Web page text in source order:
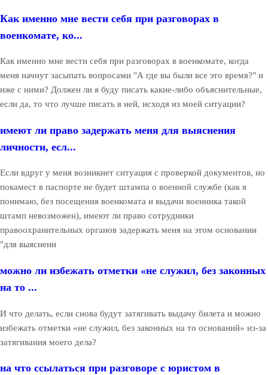
Как именно мне вести себя при разговорах в
военкомате, ко...
Как именно мне вести себя при разговорах в военкомате, когда
меня начнут засыпать вопросами "А где вы были все это время?" и
иже с ними? Должен ли я буду писать какие-либо объяснительные,
если да, то что лучше писать в ней, исходя из моей ситуации?
имеют ли право задержать меня для выяснения
личности, есл...
Если вдруг у меня возникнет ситуация с проверкой документов, но
покамест в паспорте не будет штампа о военной службе (как я
понимаю, без посещения военкомата и выдачи военника такой
штамп невозможен), имеют ли право сотрудники
правоохранительных органов задержать меня на этом основании
"для выяснени
можно ли избежать отметки «не служил, без законных
на то ...
И что делать, если снова будут затягивать выдачу билета и можно
избежать отметки «не служил, без законных на то оснований» из-за
затягивания моего дела?
на что ссылаться при разговоре с юристом в